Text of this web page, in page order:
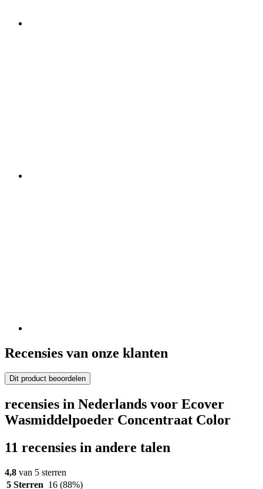
Recensies van onze klanten
Dit product beoordelen
recensies in Nederlands voor Ecover
Wasmiddelpoeder Concentraat Color
11 recensies in andere talen
4,8 van 5 sterren
5 Sterren 16 (88%)